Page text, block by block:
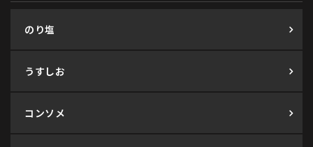
のり塩
うすしお
コンソメ